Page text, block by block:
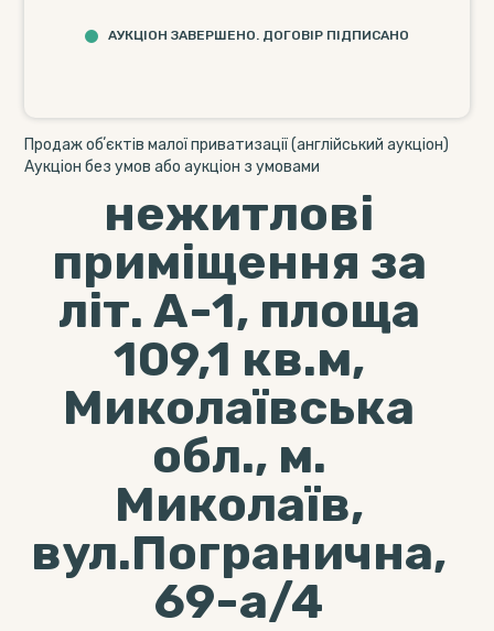
АУКЦІОН ЗАВЕРШЕНО. ДОГОВІР ПІДПИСАНО
Продаж обʼєктів малої приватизації (англійський аукціон)
Аукціон без умов або аукціон з умовами
нежитлові
приміщення за
літ. А-1, площа
109,1 кв.м,
Миколаївська
обл., м.
Миколаїв,
вул.Погранична,
69-а/4